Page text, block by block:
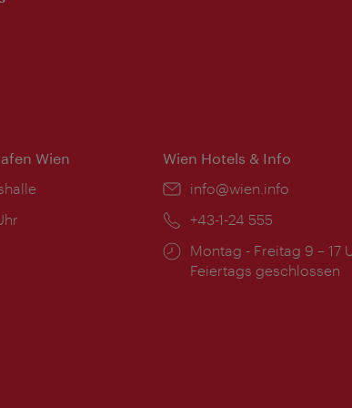
Wien
Wien Hotels & Info
Email:
info@wien.info
Telefon:
+43-1-24 555
Öffnungszeiten:
Montag - Freitag 9 – 17
Feiertags geschlossen